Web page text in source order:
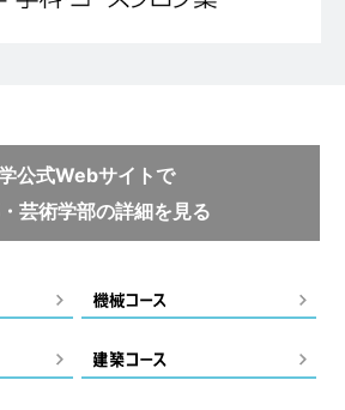
公式Webサイトで
芸術学部の詳細を見る